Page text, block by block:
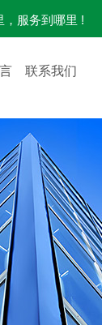
，服务到哪里 !
联系我们